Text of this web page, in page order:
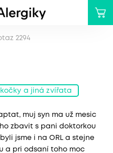
2294
a jiná zvířata
muj syn ma už mesic
zbavit s pani doktorkou
jsme i na ORL a stejne
a pri odsaní toho moc